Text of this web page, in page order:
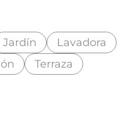
Jardín
Lavadora
Terraza